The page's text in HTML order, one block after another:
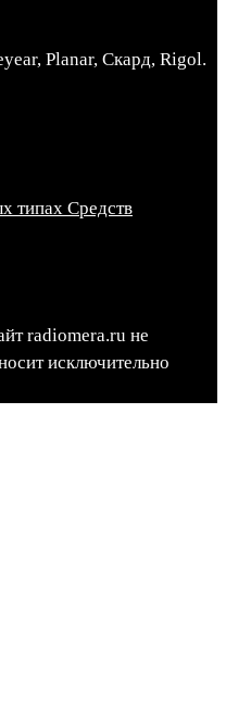
Planar, Скард, Rigol.
типах Средств
radiomera.ru не
исключительно